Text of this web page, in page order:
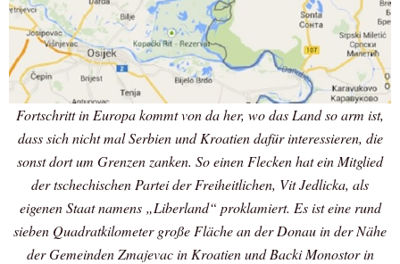
Fortschritt in Europa kommt von da her, wo das Land so arm ist,
dass sich nicht mal Serbien und Kroatien dafür interessieren, die
sonst dort um Grenzen zanken. So einen Flecken hat ein Mitglied
der tschechischen Partei der Freiheitlichen, Vit Jedlicka, als
eigenen Staat namens „Liberland“ proklamiert. Es ist eine rund
sieben Quadratkilometer große Fläche an der Donau in der Nähe
der Gemeinden Zmajevac in Kroatien und Backi Monostor in